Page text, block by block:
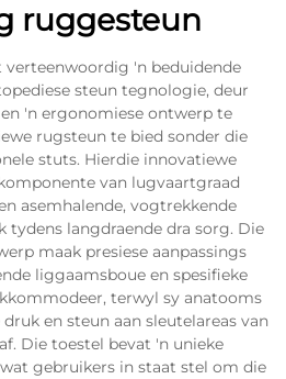
ruggesteun
'n beduidende
steun tegnologie, deur
'n ergonomiese ontwerp te
rugsteun te bied sonder die
stuts. Hierdie innovatiewe
van lugvaartgraad
asemhalende, vogtrekkende
langdraende dra sorg. Die
maak presiese aanpassings
liggaamsboue en spesifieke
terwyl sy anatooms
en steun aan sleutelareas van
Die toestel bevat 'n unieke
gebruikers in staat stel om die